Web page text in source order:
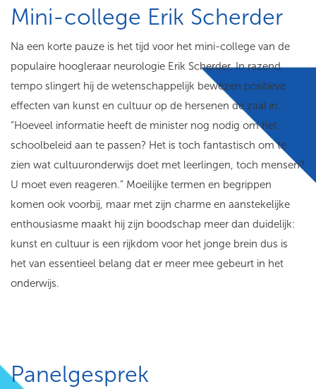
Mini-college Erik Scherder
Na een korte pauze is het tijd voor het mini-college van de
populaire hoogleraar neurologie Erik Scherder. In razend
tempo slingert hij de wetenschappelijk bewezen positieve
effecten van kunst en cultuur op de hersenen de zaal in.
“Hoeveel informatie heeft de minister nog nodig om het
schoolbeleid aan te passen? Het is toch fantastisch om te
zien wat cultuuronderwijs doet met leerlingen, toch mensen?
U moet even reageren.” Moeilijke termen en begrippen
komen ook voorbij, maar met zijn charme en aanstekelijke
enthousiasme maakt hij zijn boodschap meer dan duidelijk:
kunst en cultuur is een rijkdom voor het jonge brein dus is
het van essentieel belang dat er meer mee gebeurt in het
onderwijs.
Panelgesprek